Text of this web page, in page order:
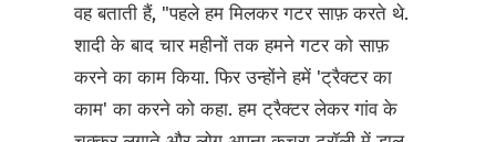
वह बताती हैं, "पहले हम मिलकर गटर साफ़ करते थे.
शादी के बाद चार महीनों तक हमने गटर को साफ़
करने का काम किया. फिर उन्होंने हमें 'ट्रैक्टर का
काम' का करने को कहा. हम ट्रैक्टर लेकर गांव के